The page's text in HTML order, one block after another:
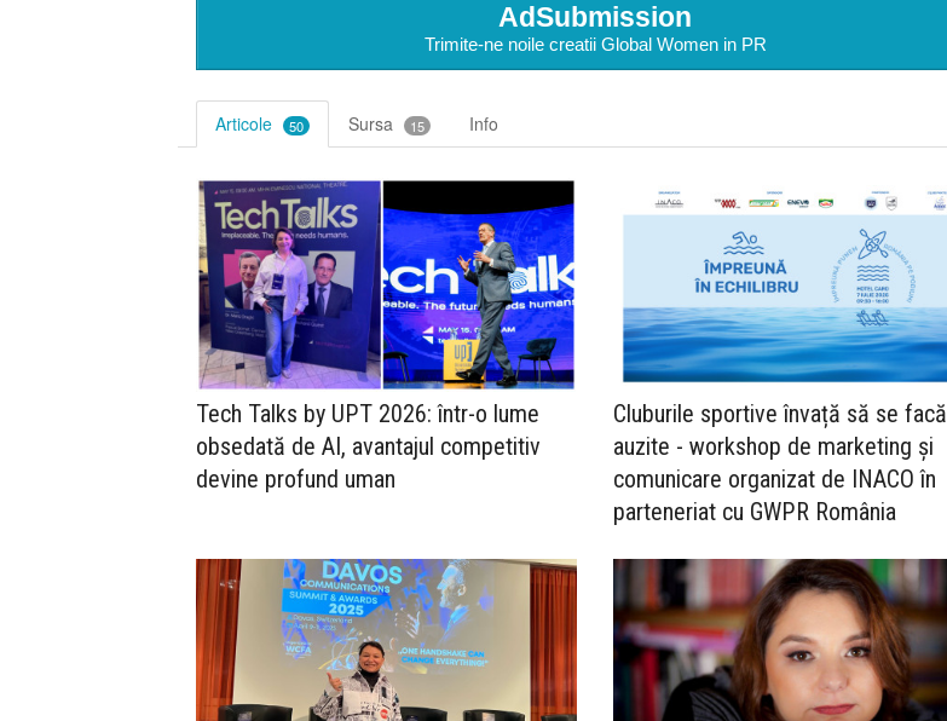
AdSubmission
Trimite-ne noile creatii Global Women in PR
Articole 50 Sursa 15 Info
Tech Talks by UPT 2026: într-o lume
obsedată de AI, avantajul competitiv
devine profund uman
Cluburile sportive învață să se facă
auzite - workshop de marketing și
comunicare organizat de INACO în
parteneriat cu GWPR România